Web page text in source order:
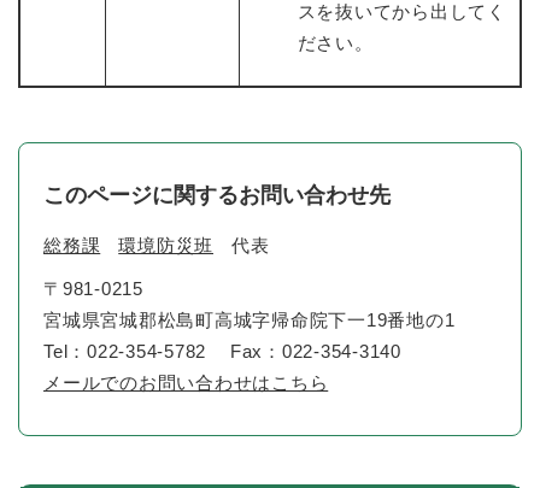
スを抜いてから出してく
ださい。
このページに関するお問い合わせ先
総務課 環境防災班 代表
〒981-0215
宮城県宮城郡松島町高城字帰命院下一19番地の1
Tel：022-354-5782
Fax：022-354-3140
メールでのお問い合わせはこちら